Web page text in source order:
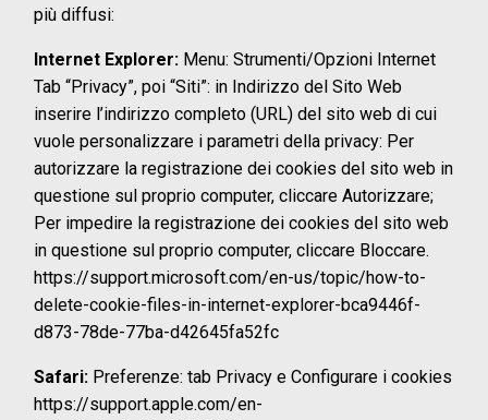
più diffusi:
Internet Explorer: Menu: Strumenti/Opzioni Internet
Tab “Privacy”, poi “Siti”: in Indirizzo del Sito Web
inserire l’indirizzo completo (URL) del sito web di cui
vuole personalizzare i parametri della privacy: Per
autorizzare la registrazione dei cookies del sito web in
questione sul proprio computer, cliccare Autorizzare;
Per impedire la registrazione dei cookies del sito web
in questione sul proprio computer, cliccare Bloccare.
https://support.microsoft.com/en-us/topic/how-to-
delete-cookie-files-in-internet-explorer-bca9446f-
d873-78de-77ba-d42645fa52fc
Safari: Preferenze: tab Privacy e Configurare i cookies
https://support.apple.com/en-